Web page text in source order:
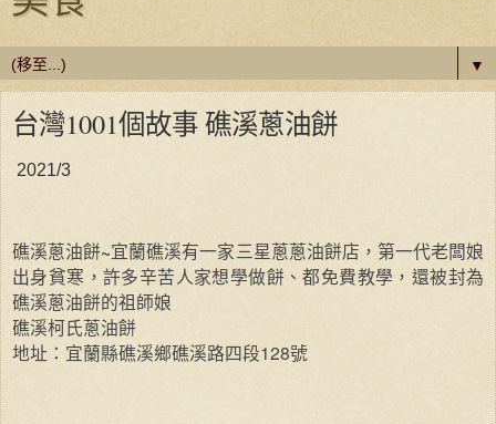
▼
台灣1001個故事 礁溪蔥油餅
2021/3
礁溪蔥油餅~宜蘭礁溪有一家三星蔥蔥油餅店，第一代老闆娘
出身貧寒，許多辛苦人家想學做餅、都免費教學，還被封為
礁溪蔥油餅的祖師娘
礁溪柯氏蔥油餅
地址：宜蘭縣礁溪鄉礁溪路四段128號